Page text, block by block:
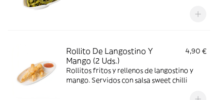
Rollito De Langostino Y
Mango (2 Uds.)
4,90 €
Rollitos fritos y rellenos de langostino y
mango. Servidos con salsa sweet chilli